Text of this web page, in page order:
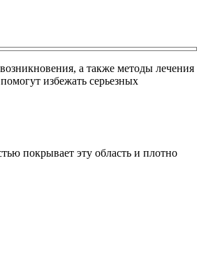
а также методы лечения
избежать серьезных
покрывает эту область и плотно